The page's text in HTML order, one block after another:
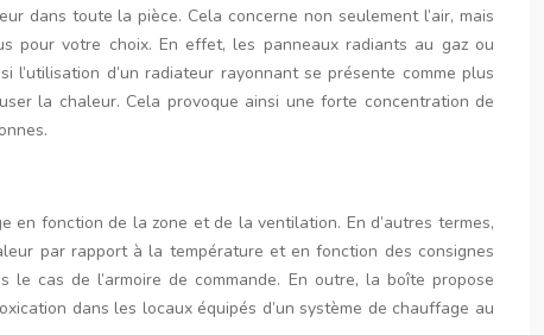
dans toute la pièce. Cela concerne non seulement l’air, mais
pour votre choix. En effet, les panneaux radiants au gaz ou
d’un radiateur rayonnant se présente comme plus
la chaleur. Cela provoque ainsi une forte concentration de
fonction de la zone et de la ventilation. En d’autres termes,
par rapport à la température et en fonction des consignes
le cas de l’armoire de commande. En outre, la boîte propose
dans les locaux équipés d’un système de chauffage au